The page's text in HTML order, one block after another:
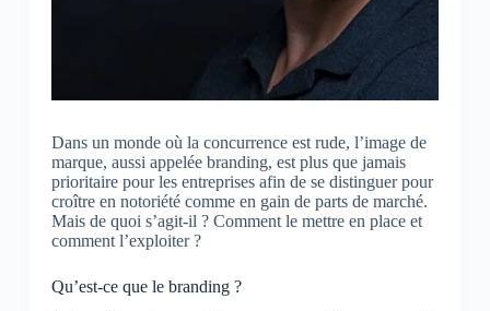
Dans un monde où la concurrence est rude, l’image de
marque, aussi appelée branding, est plus que jamais
prioritaire pour les entreprises afin de se distinguer pour
croître en notoriété comme en gain de parts de marché.
Mais de quoi s’agit-il ? Comment le mettre en place et
comment l’exploiter ?
Qu’est-ce que le branding ?